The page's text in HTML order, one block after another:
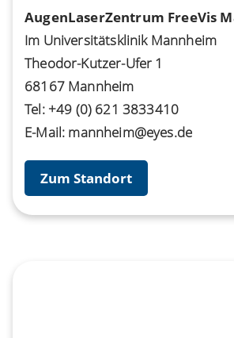
AugenLaserZentrum FreeVis
Im Universitätsklinik Mannheim
Theodor-Kutzer-Ufer 1
68167 Mannheim
Tel: +49 (0) 621 3833410
E-Mail: mannheim@eyes.de
Zum Standort